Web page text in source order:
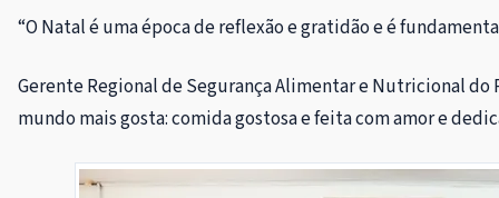
“O Natal é uma época de reflexão e gratidão e é
Gerente Regional de Segurança Alimentar e Nutricional do
mundo mais gosta: comida gostosa e feita com amor e